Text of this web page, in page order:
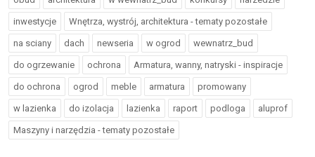
inwestycje Wnętrza, wystrój, architektura - tematy pozostałe
na sciany dach newseria w ogrod wewnatrz_bud
do ogrzewanie ochrona Armatura, wanny, natryski - inspiracje
do ochrona ogrod meble armatura promowany
w lazienka do izolacja lazienka raport podloga aluprof
Maszyny i narzędzia - tematy pozostałe